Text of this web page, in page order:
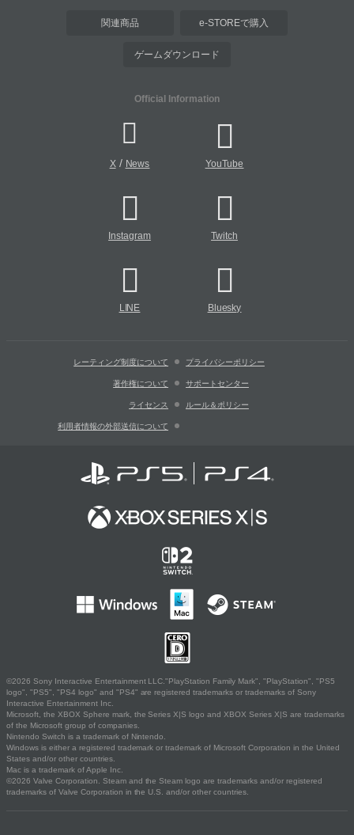
関連商品 e-STOREで購入
ゲームダウンロード
Official Information
X/ News YouTube
Instagram Twitch
LINE Bluesky
レーティング制度について プライバシーポリシー
著作権について サポートセンター
ライセンス ルール＆ポリシー
利用者情報の外部送信について
©2026 Sony Interactive Entertainment LLC."PlayStation Family Mark", "PlayStation", "PS5
logo", "PS5", "PS4 logo" and "PS4" are registered trademarks or trademarks of Sony
Interactive Entertainment Inc.
Microsoft, the XBOX Sphere mark, the Series X|S logo and XBOX Series X|S are trademarks
of the Microsoft group of companies.
Nintendo Switch is a trademark of Nintendo.
Windows is either a registered trademark or trademark of Microsoft Corporation in the United
States and/or other countries.
Mac is a trademark of Apple Inc.
©2026 Valve Corporation. Steam and the Steam logo are trademarks and/or registered
trademarks of Valve Corporation in the U.S. and/or other countries.